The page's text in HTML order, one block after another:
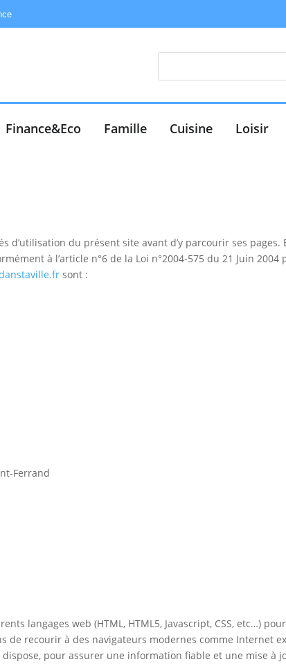
Finance&Eco Famille Cuisine Loisir
du présent site avant d’y parcourir ses pages.
à l’article n°6 de la Loi n°2004-575 du 21 Juin
sont :
Ferrand
langages web (HTML, HTML5, Javascript, CSS, etc…)
de recourir à des navigateurs modernes comme Internet
pour assurer une information fiable et une mise à